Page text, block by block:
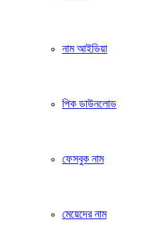
নাম আইডিয়া
পিক ডাউনলোড
ফেসবুক নাম
মেয়েদের নাম